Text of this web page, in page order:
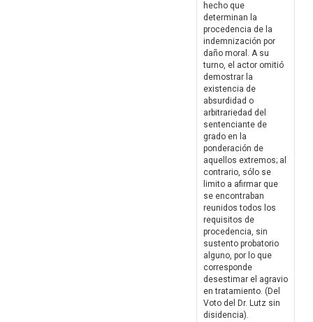
hecho que
determinan la
procedencia de la
indemnización por
daño moral. A su
turno, el actor omitió
demostrar la
existencia de
absurdidad o
arbitrariedad del
sentenciante de
grado en la
ponderación de
aquellos extremos; al
contrario, sólo se
limito a afirmar que
se encontraban
reunidos todos los
requisitos de
procedencia, sin
sustento probatorio
alguno, por lo que
corresponde
desestimar el agravio
en tratamiento. (Del
Voto del Dr. Lutz sin
disidencia).